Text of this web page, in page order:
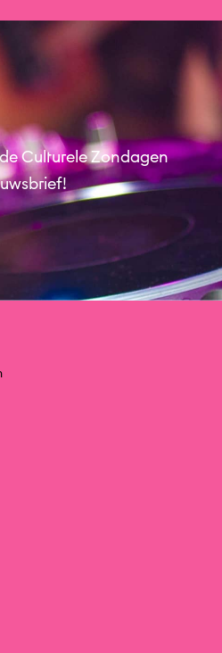
Culturele Zondagen